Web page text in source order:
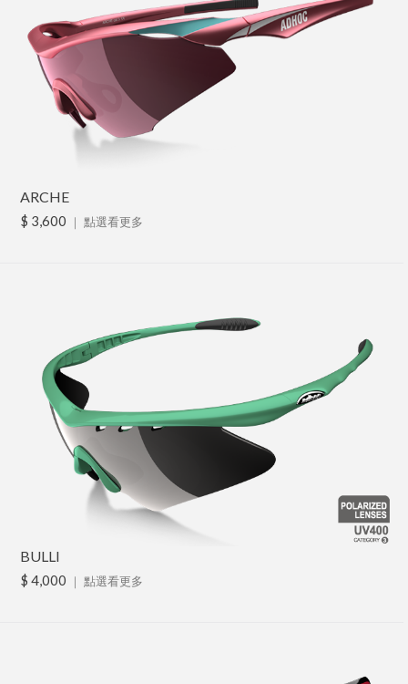
ARCHE
$ 3,600 ｜ 點選看更多
BULLI
$ 4,000 ｜ 點選看更多